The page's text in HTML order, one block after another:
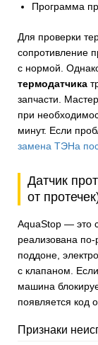
Программа
Для проверки
сопротивление
с нормой.
термодатчика
запчасти.
при
минут. Если
замена ТЭНа
Датчик
от
AquaStop — это
реализована
поддоне,
с клапаном.
машина
появляется код
Признаки